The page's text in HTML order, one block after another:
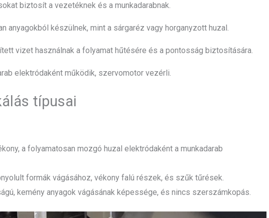
biztosít a vezetéknek és a munkadarabnak.
anyagokból készülnek, mint a sárgaréz vagy horganyzott huzal.
vizet használnak a folyamat hűtésére és a pontosság biztosítására.
elektródaként működik, szervomotor vezérli.
típusai
a folyamatosan mozgó huzal elektródaként a munkadarab
formák vágásához, vékony falú részek, és szűk tűrések.
kemény anyagok vágásának képessége, és nincs szerszámkopás.